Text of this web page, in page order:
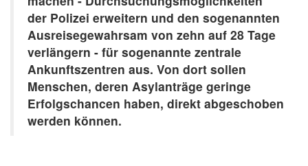
der Polizei erweitern und den sogenannten
Ausreisegewahrsam von zehn auf 28 Tage
verlängern - für sogenannte zentrale
Ankunftszentren aus. Von dort sollen
Menschen, deren Asylanträge geringe
Erfolgschancen haben, direkt abgeschoben
werden können.